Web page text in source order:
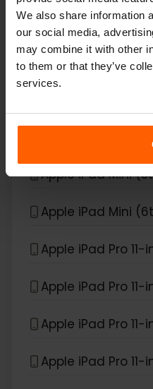
We also share information
our social media,
may combine it with other
to them or that they’ve
services.
Apple iPad Air
Apple iPad Air
Apple iPad Air
Apple iPad Mini
Apple iPad Mini
Apple iPad Pro
Apple iPad Pro
Apple iPad Pro
Apple iPad Pro